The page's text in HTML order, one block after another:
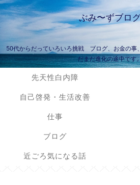
ぶみ〜ずブロ
50代からだっていろいろ挑戦 ブログ、お金の事
だまだ進化の途中です
先天性白内障
自己啓発・生活改善
仕事
ブログ
近ごろ気になる話